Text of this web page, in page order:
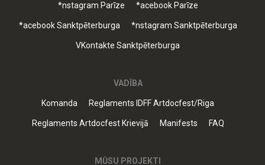
*nstagram Parīze *acebook Parīze
*acebook Sanktpēterburga *nstagram Sanktpēterburga
VKontakte Sanktpēterburga
VADĪBA
Komanda Reglaments IDFF Artdocfest/Riga
Reglaments Artdocfest Krievijā Manifests FAQ
MŪSU PROJEKTI